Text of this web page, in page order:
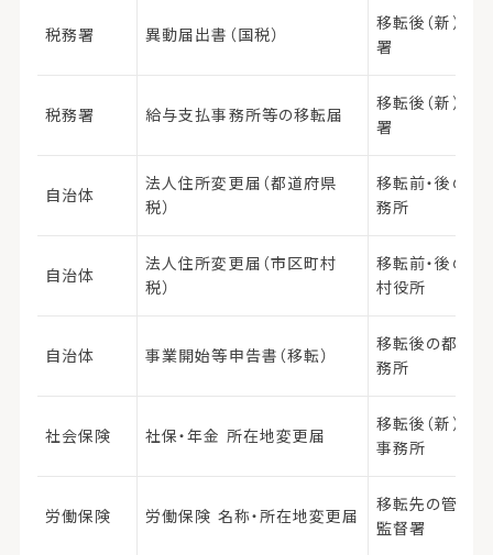
税務署 異動届出書（国税）
移転後（新）の
署
税務署 給与支払事務所等の移転届
移転後（新）の
署
自治体
法人住所変更届（都道府県
税）
移転前・後の各
務所
自治体
法人住所変更届（市区町村
税）
移転前・後の各
村役所
自治体 事業開始等申告書（移転）
移転後の都道
務所
社会保険 社保・年金 所在地変更届
移転後（新）の
事務所
労働保険 労働保険 名称・所在地変更届
移転先の管轄
監督署